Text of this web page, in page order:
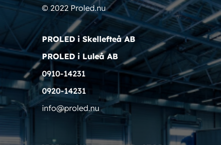
© 2022 Proled.nu
PROLED i Skellefteå AB
PROLED i Luleå AB
0910-14231
0920-14231
info@proled.nu